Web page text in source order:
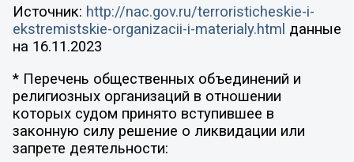
Источник: http://nac.gov.ru/terroristicheskie-i-
ekstremistskie-organizacii-i-materialy.html данные
на 16.11.2023
* Перечень общественных объединений и
религиозных организаций в отношении
которых судом принято вступившее в
законную силу решение о ликвидации или
запрете деятельности: